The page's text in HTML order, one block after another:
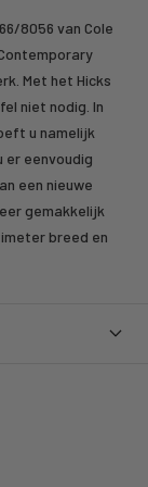
8056 van Cole
Met het Hicks
niet nodig. In
u namelijk
er eenvoudig
een nieuwe
gemakkelijk
breed en